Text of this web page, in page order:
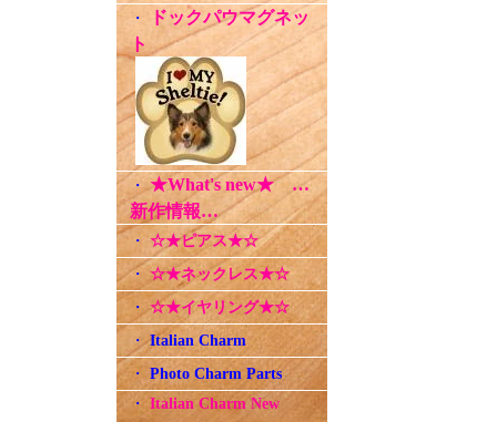
・
ドックパウマグネッ
ト
・★What's new★ …
新作情報…
・ ☆★ピアス★☆
・ ☆★ネックレス★☆
・☆★イヤリング★☆
・Italian Charm
・Photo Charm Parts
・ Italian Charm New